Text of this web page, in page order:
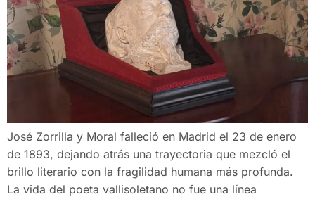
José Zorrilla y Moral falleció en Madrid el 23 de enero
de 1893, dejando atrás una trayectoria que mezcló el
brillo literario con la fragilidad humana más profunda.
La vida del poeta vallisoletano no fue una línea